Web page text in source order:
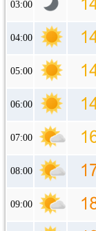
03:00
04:00
05:00
06:00
07:00
08:00
09:00